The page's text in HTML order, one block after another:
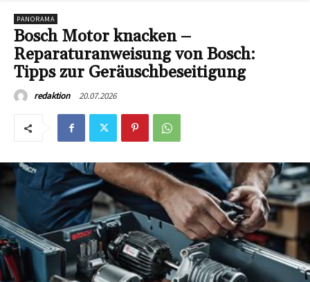
PANORAMA
Bosch Motor knacken –
Reparaturanweisung von Bosch:
Tipps zur Geräuschbeseitigung
redaktion 20.07.2026